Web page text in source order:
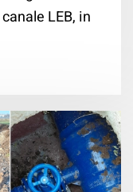
LEB, in